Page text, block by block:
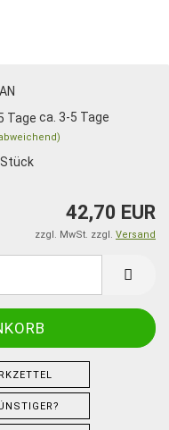
ca. 3-5 Tage
Stück
42,70 EUR
zzgl. MwSt. zzgl. Versand